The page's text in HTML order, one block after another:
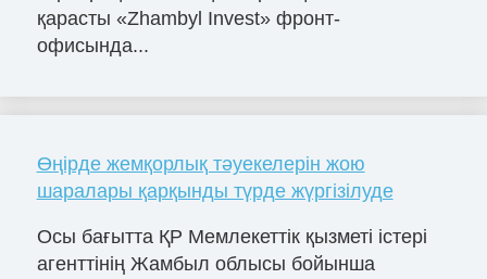
қарасты «Zhambyl Invest» фронт-
офисында...
Өңірде жемқорлық тәуекелерін жою
шаралары қарқынды түрде жүргізілуде
Осы бағытта ҚР Мемлекеттік қызметі істері
агенттінің Жамбыл облысы бойынша